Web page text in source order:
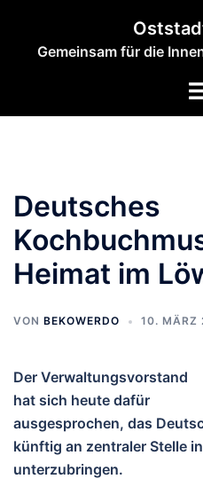
springenGemeinsam für die
Deutsches
Heimat im
VON BEKOWERDO 10. MÄRZ
Der Verwaltungsvorstand
hat sich heute dafür
ausgesprochen, das
künftig an zentraler Stelle
unterzubringen.